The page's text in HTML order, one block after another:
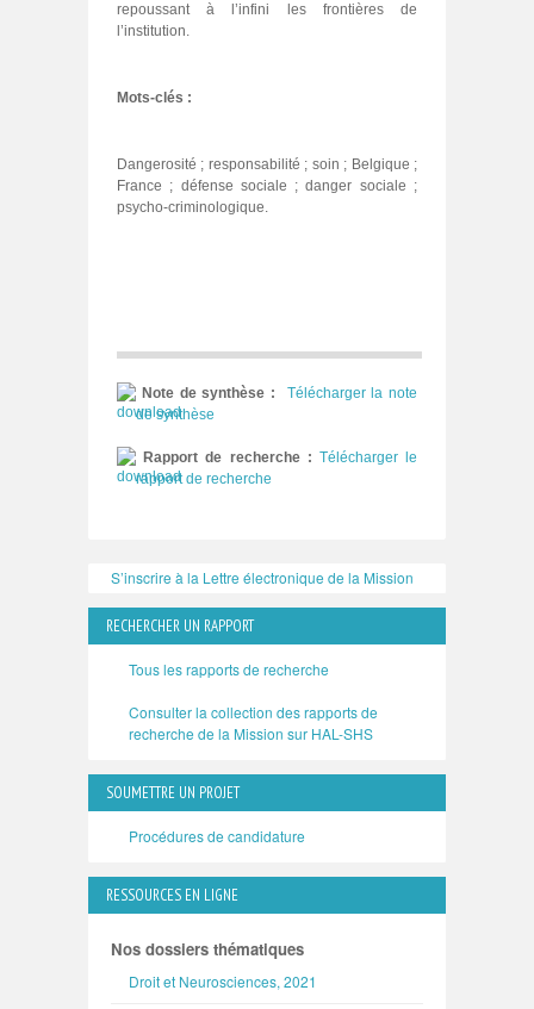
repoussant à l’infini les frontières de
l’institution.
Mots-clés :
Dangerosité ; responsabilité ; soin ; Belgique ;
France ; défense sociale ; danger sociale ;
psycho‑criminologique.
Note de synthèse :
Télécharger la note
de synthèse
Rapport de recherche : Télécharger le
rapport de recherche
S’inscrire à la Lettre électronique de la Mission
RECHERCHER UN RAPPORT
Tous les rapports de recherche
Consulter la collection des rapports de
recherche de la Mission sur HAL-SHS
SOUMETTRE UN PROJET
Procédures de candidature
RESSOURCES EN LIGNE
Nos dossiers thématiques
Droit et Neurosciences, 2021